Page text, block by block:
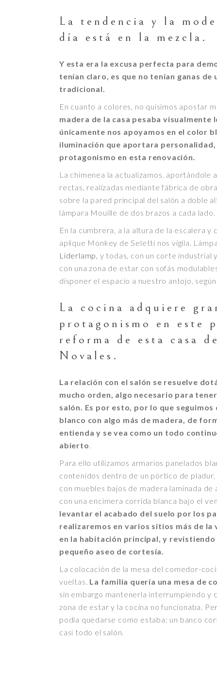
La tendencia y la
día está en la mezcla.
Y esta era la excusa perfecta para
tenían claro, es que no tenían ganas de
tradicional.
En cuanto a colores, no quisimos apostar
madera de la casa pesaba
únicamente nos apoyamos en el color
iluminación que aportara
protagonismo en esta renovación.
La chimenea la actualizamos, aportándole
rectas, realizadas mediante fábrica de
sobre la pared principal del salón a doble
lámpara Mouille de dos brazos a cada lado.
En la cumbrera, a la altura de la escalera
aplique Monkey de Seletti nos vigila.
Liderlamp, y todas, con un corte industrial
con una zona de estar con sofás
disponer el espacio a nuestro antojo, según
La cocina adquiere
protagonismo en este
reforma de esta casa
Novales.
La relación con el salón se resuelve
mucho orden, algo necesario para
salón. Es por esto, por lo que
blanco con algo más de madera, de
entienda y se vea como un todo
abierto.
Para ello utilizamos armarios panelados
contenidos dentro de un pórtico de
con muebles bajos de madera laminada de
con una encimera corrida blanca bajo el
levantar el acabado del suelo por los
realizaremos en varios sitios más de la
en la habitación principal, y
pequeño aseo de cortesía.
La colocación de la mesa del comedor-
vueltas. La familia quería una mesa de
sin embargo mantenerla interrumpiendo y
zona de estar y la cocina no funcionaba.
podía quedarse como estaba: un banco
casi todo el salón.